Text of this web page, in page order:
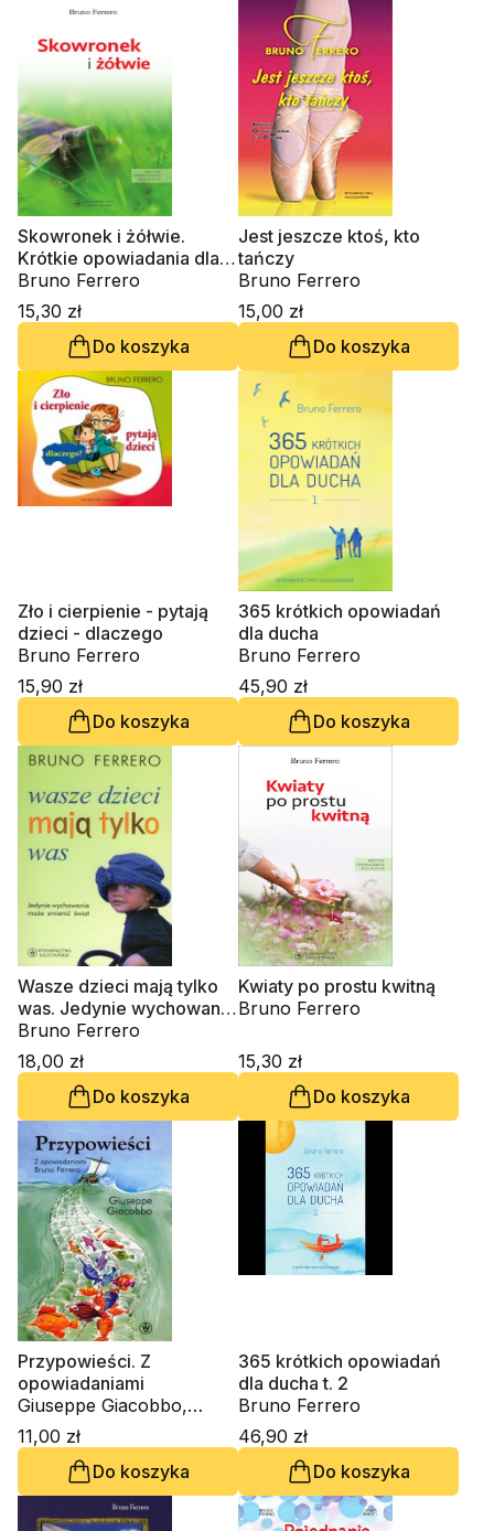
Skowronek i żółwie.
Krótkie opowiadania dla
ducha
Bruno Ferrero
15,30 zł
Do koszyka
Jest jeszcze ktoś, kto
tańczy
Bruno Ferrero
15,00 zł
Do koszyka
Zło i cierpienie - pytają
dzieci - dlaczego
Bruno Ferrero
15,90 zł
Do koszyka
365 krótkich opowiadań
dla ducha
Bruno Ferrero
45,90 zł
Do koszyka
Wasze dzieci mają tylko
was. Jedynie wychowanie
może zmienić świat
Bruno Ferrero
18,00 zł
Do koszyka
Kwiaty po prostu kwitną
Bruno Ferrero
15,30 zł
Do koszyka
Przypowieści. Z
opowiadaniami
Giuseppe Giacobbo,
Bruno Ferrero
11,00 zł
Do koszyka
365 krótkich opowiadań
dla ducha t. 2
Bruno Ferrero
46,90 zł
Do koszyka